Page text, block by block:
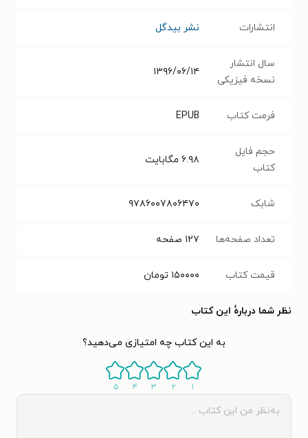
انتشارات نشر بیدگل
سال انتشار
نسخه فیزیکی
۱۳۹۶/۰۶/۱۴
فرمت کتاب EPUB
حجم فایل
کتاب
۶.۹۸ مگابایت
شابک ۹۷۸۶۰۰۷۸۰۶۴۷۰
تعداد صفحه‌ها ۱۲۷ صفحه
قیمت کتاب ۱۵۰۰۰۰ تومان
نظر شما دربارهٔ این کتاب
به این کتاب چه امتیازی می‌دهید؟
۱ ۲ ۳ ۴ ۵